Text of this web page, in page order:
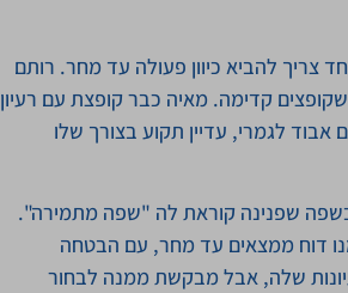
צריך להביא כיוון פעולה עד מחר. רותם
קדימה. מאיה כבר קופצת עם רעיון
לגמרי, עדיין תקוע בצורך שלו
שפנינה קוראת לה "שפה מתמירה".
דוח ממצאים עד מחר, עם הבטחה
שלה, אבל מבקשת ממנה לבחור